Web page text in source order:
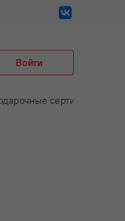
Войти
сертификаты